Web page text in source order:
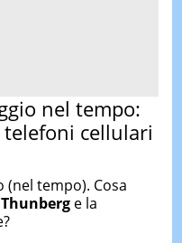
nel tempo:
cellulari
tempo). Cosa
e la